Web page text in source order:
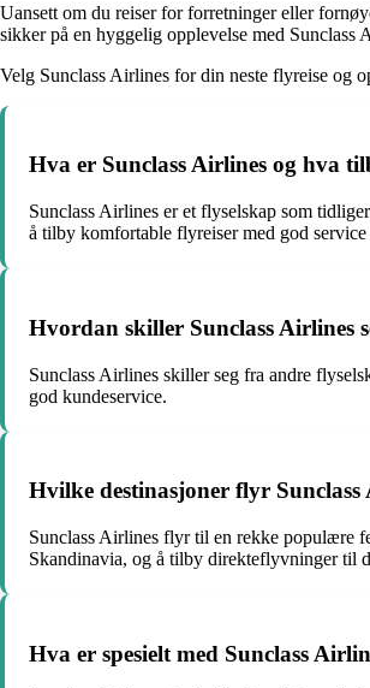
Uansett om du reiser for forretninger eller
sikker på en hyggelig opplevelse med Sunclass
Velg Sunclass Airlines for din neste flyreise og
Hva er Sunclass Airlines og hva
Sunclass Airlines er et flyselskap som
å tilby komfortable flyreiser med god service
Hvordan skiller Sunclass Airlines
Sunclass Airlines skiller seg fra andre
god kundeservice.
Hvilke destinasjoner flyr
Sunclass Airlines flyr til en rekke populære
Skandinavia, og å tilby direkteflyvninger til
Hva er spesielt med Sunclass